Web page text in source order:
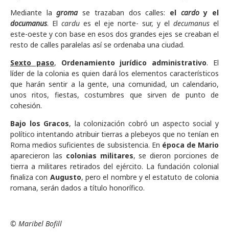
Mediante lagromase trazaban dos calles: el cardoy el
documanus. El cardu es el eje norte- sur, y el decumanus el
este-oeste y con base en esos dos grandes ejes se creaban el
resto de calles paralelas así se ordenaba una ciudad.
Sexto paso, Ordenamiento jurídico administrativo. El
líder de la colonia es quien dará los elementos característicos
que harán sentir a la gente, una comunidad, un calendario,
unos ritos, fiestas, costumbres que sirven de punto de
cohesión.
Bajo los Gracos, la colonización cobró un aspecto social y
político intentando atribuir tierras a plebeyos que no tenían en
Roma medios suficientes de subsistencia. En época de Mario
aparecieron las colonias militares, se dieron porciones de
tierra a militares retirados del ejército. La fundación colonial
finaliza con Augusto, pero el nombre y el estatuto de colonia
romana, serán dados a título honorífico.
© Maribel Bofill